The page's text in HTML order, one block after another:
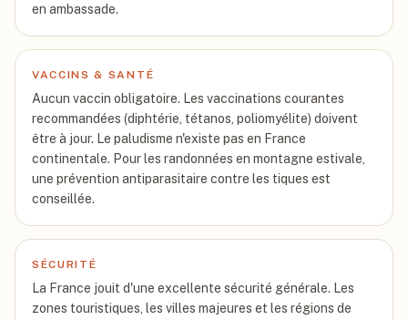
en ambassade.
VACCINS & SANTÉ
Aucun vaccin obligatoire. Les vaccinations courantes
recommandées (diphtérie, tétanos, poliomyélite) doivent
être à jour. Le paludisme n'existe pas en France
continentale. Pour les randonnées en montagne estivale,
une prévention antiparasitaire contre les tiques est
conseillée.
SÉCURITÉ
La France jouit d'une excellente sécurité générale. Les
zones touristiques, les villes majeures et les régions de